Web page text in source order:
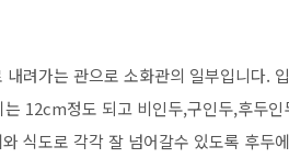
려가는 관으로 소화관의 일부입니다.
12cm정도 되고 비인두,구인두,후두
식도로 각각 잘 넘어갈수 있도록 후두